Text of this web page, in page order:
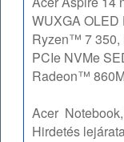
WUXGA
Ryzen™ 7 350,
PCIe NVMe
Radeon™
Acer
Hirdetés